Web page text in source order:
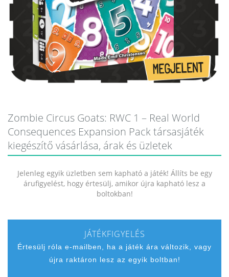
Zombie Circus Goats: RWC 1 – Real World
Consequences Expansion Pack társasjáték
kiegészítő vásárlása, árak és üzletek
Jelenleg egyik üzletben sem kapható a játék! Állíts be egy
árufigyelést, hogy értesülj, amikor újra kapható lesz a
boltokban!
JÁTÉKFIGYELÉS
Értesülj róla e-mailben, ha a játék ára változik, vagy
újra raktáron lesz az egyik boltban!